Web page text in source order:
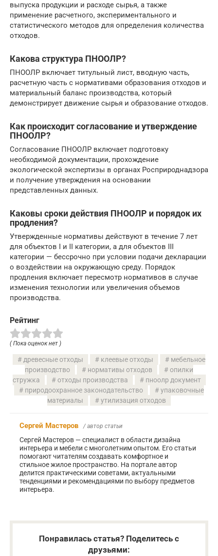
выпуска продукции и расходе сырья, а также
применение расчетного, экспериментального и
статистического методов для определения количества
отходов.
Какова структура ПНООЛР?
ПНООЛР включает титульный лист, вводную часть,
расчетную часть с нормативами образования отходов и
материальный баланс производства, который
демонстрирует движение сырья и образование отходов.
Как происходит согласование и утверждение
ПНООЛР?
Согласование ПНООЛР включает подготовку
необходимой документации, прохождение
экологической экспертизы в органах Росприроднадзора
и получение утверждения на основании
представленных данных.
Каковы сроки действия ПНООЛР и порядок их
продления?
Утвержденные нормативы действуют в течение 7 лет
для объектов I и II категории, а для объектов III
категории — бессрочно при условии подачи декларации
о воздействии на окружающую среду. Порядок
продления включает пересмотр нормативов в случае
изменения технологии или увеличения объемов
производства.
Рейтинг
( Пока оценок нет )
древесные отходы клеевые отходы
мебельное
производство
нормативы отходов
опилки
стружка
отходы производства
пноолр документ
природоохранное законодательство
упаковочные
материалы
утилизация отходов
Сергей Мастеров / автор статьи
Сергей Мастеров — специалист в области дизайна
интерьера и мебели с многолетним опытом. Его статьи
помогают читателям создавать комфортное и
стильное жилое пространство. На портале автор
делится практическими советами, актуальными
тенденциями и рекомендациями по выбору предметов
интерьера.
Понравилась статья? Поделитесь с
друзьями: